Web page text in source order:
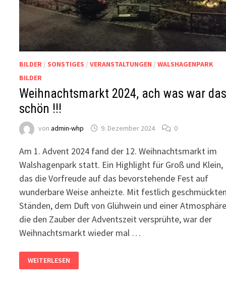
BILDER / SONSTIGES /VERANSTALTUNGEN /WALSHAGENPARK
BILDER
Weihnachtsmarkt 2024, ach was war das
schön !!!
vonadmin-whp 9. Dezember 2024 0
Am 1. Advent 2024 fand der 12. Weihnachtsmarkt im
Walshagenpark statt. Ein Highlight für Groß und Klein,
das die Vorfreude auf das bevorstehende Fest auf
wunderbare Weise anheizte. Mit festlich geschmückten
Ständen, dem Duft von Glühwein und einer
die den Zauber der Adventszeit versprühte, war der
Weihnachtsmarkt wieder mal …
WEIHNACHTSMARKT
2024,
ACH
WEITERLESEN